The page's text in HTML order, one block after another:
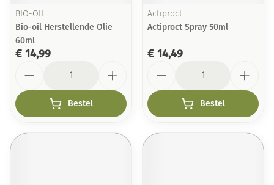
BIO-OIL
Bio-oil Herstellende Olie
60ml
€ 14,99
Bestel
Actiproct
Actiproct Spray 50ml
€ 14,49
Bestel